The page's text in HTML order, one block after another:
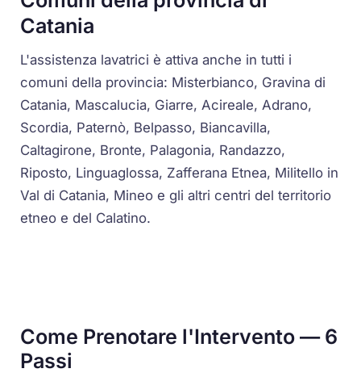
Catania
L'assistenza lavatrici è attiva anche in tutti i
comuni della provincia: Misterbianco, Gravina di
Catania, Mascalucia, Giarre, Acireale, Adrano,
Scordia, Paternò, Belpasso, Biancavilla,
Caltagirone, Bronte, Palagonia, Randazzo,
Riposto, Linguaglossa, Zafferana Etnea, Militello in
Val di Catania, Mineo e gli altri centri del territorio
etneo e del Calatino.
Come Prenotare l'Intervento — 6
Passi